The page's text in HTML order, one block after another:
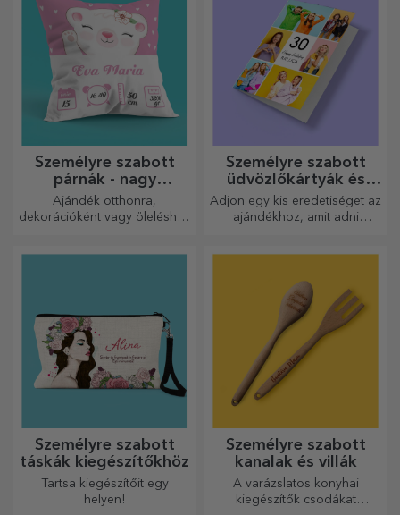
Személyre szabott
párnák - nagy
méretben
Ajándék otthonra,
dekorációként vagy öleléshez
Személyre szabott
üdvözlőkártyák és
képeslapok
Adjon egy kis eredetiséget az
ajándékhoz, amit adni
üdvözlőkártyával.
Személyre szabott
táskák kiegészítőkhöz
Tartsa kiegészítőit egy
helyen!
Személyre szabott
kanalak és villák
A varázslatos konyhai
kiegészítők csodákat